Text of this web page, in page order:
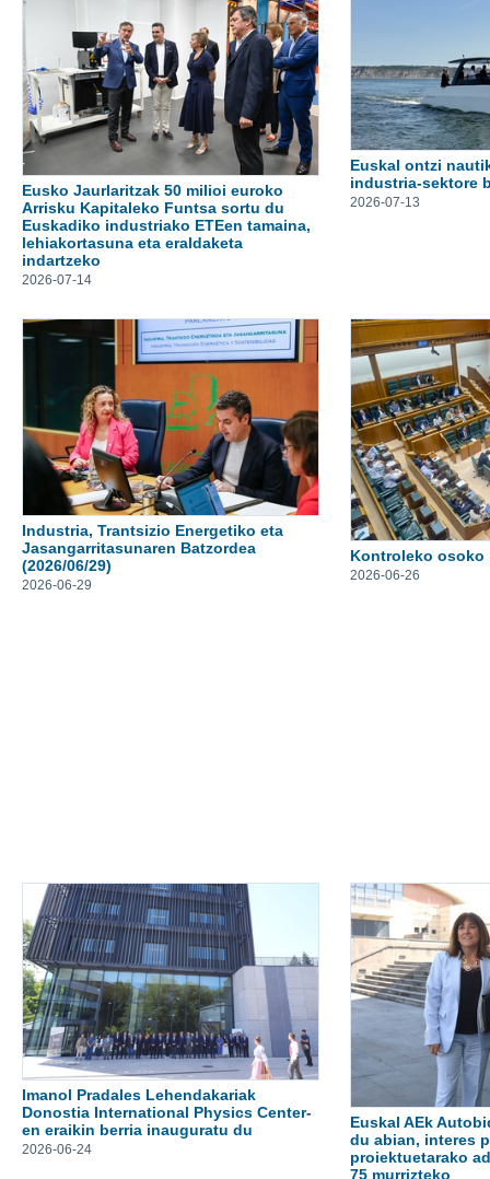
Eusko Jaurlaritzak 50 milioi euroko
Arrisku Kapitaleko Funtsa sortu du
Euskadiko industriako ETEen tamaina,
lehiakortasuna eta eraldaketa
indartzeko
2026-07-14
Euskal ontzi
industria-sektore
2026-07-13
Industria, Trantsizio Energetiko eta
Jasangarritasunaren Batzordea
(2026/06/29)
2026-06-29
Kontroleko osoko
2026-06-26
Imanol Pradales Lehendakariak
Donostia International Physics Center-
en eraikin berria inauguratu du
2026-06-24
Euskal AEk
du abian, interes
proiektuetarako
75 murrizteko